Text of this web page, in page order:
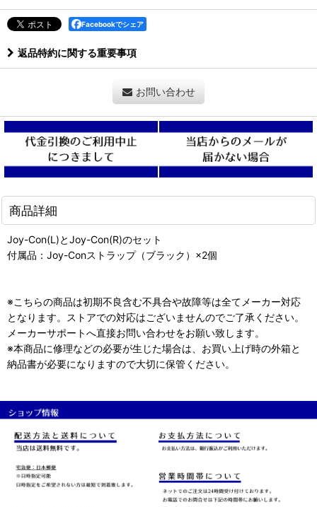
Facebookでシェア
返品特約に関する重要事項
お問い合わせ
商品詳細
Joy-Con(L)とJoy-Con(R)のセット
付属品：Joy-Conストラップ（ブラック）×2個
※こちらの商品は初期不良含む不具合や故障等は全てメーカー対応
となります。ストアでの対応はございませんのでご了承ください。
メーカーサポートへ直接お問い合わせをお願い致します。
※本商品に修理などの必要が生じた場合は、お買い上げ時の外箱と
納品書が必要になりますので大切に保管ください。